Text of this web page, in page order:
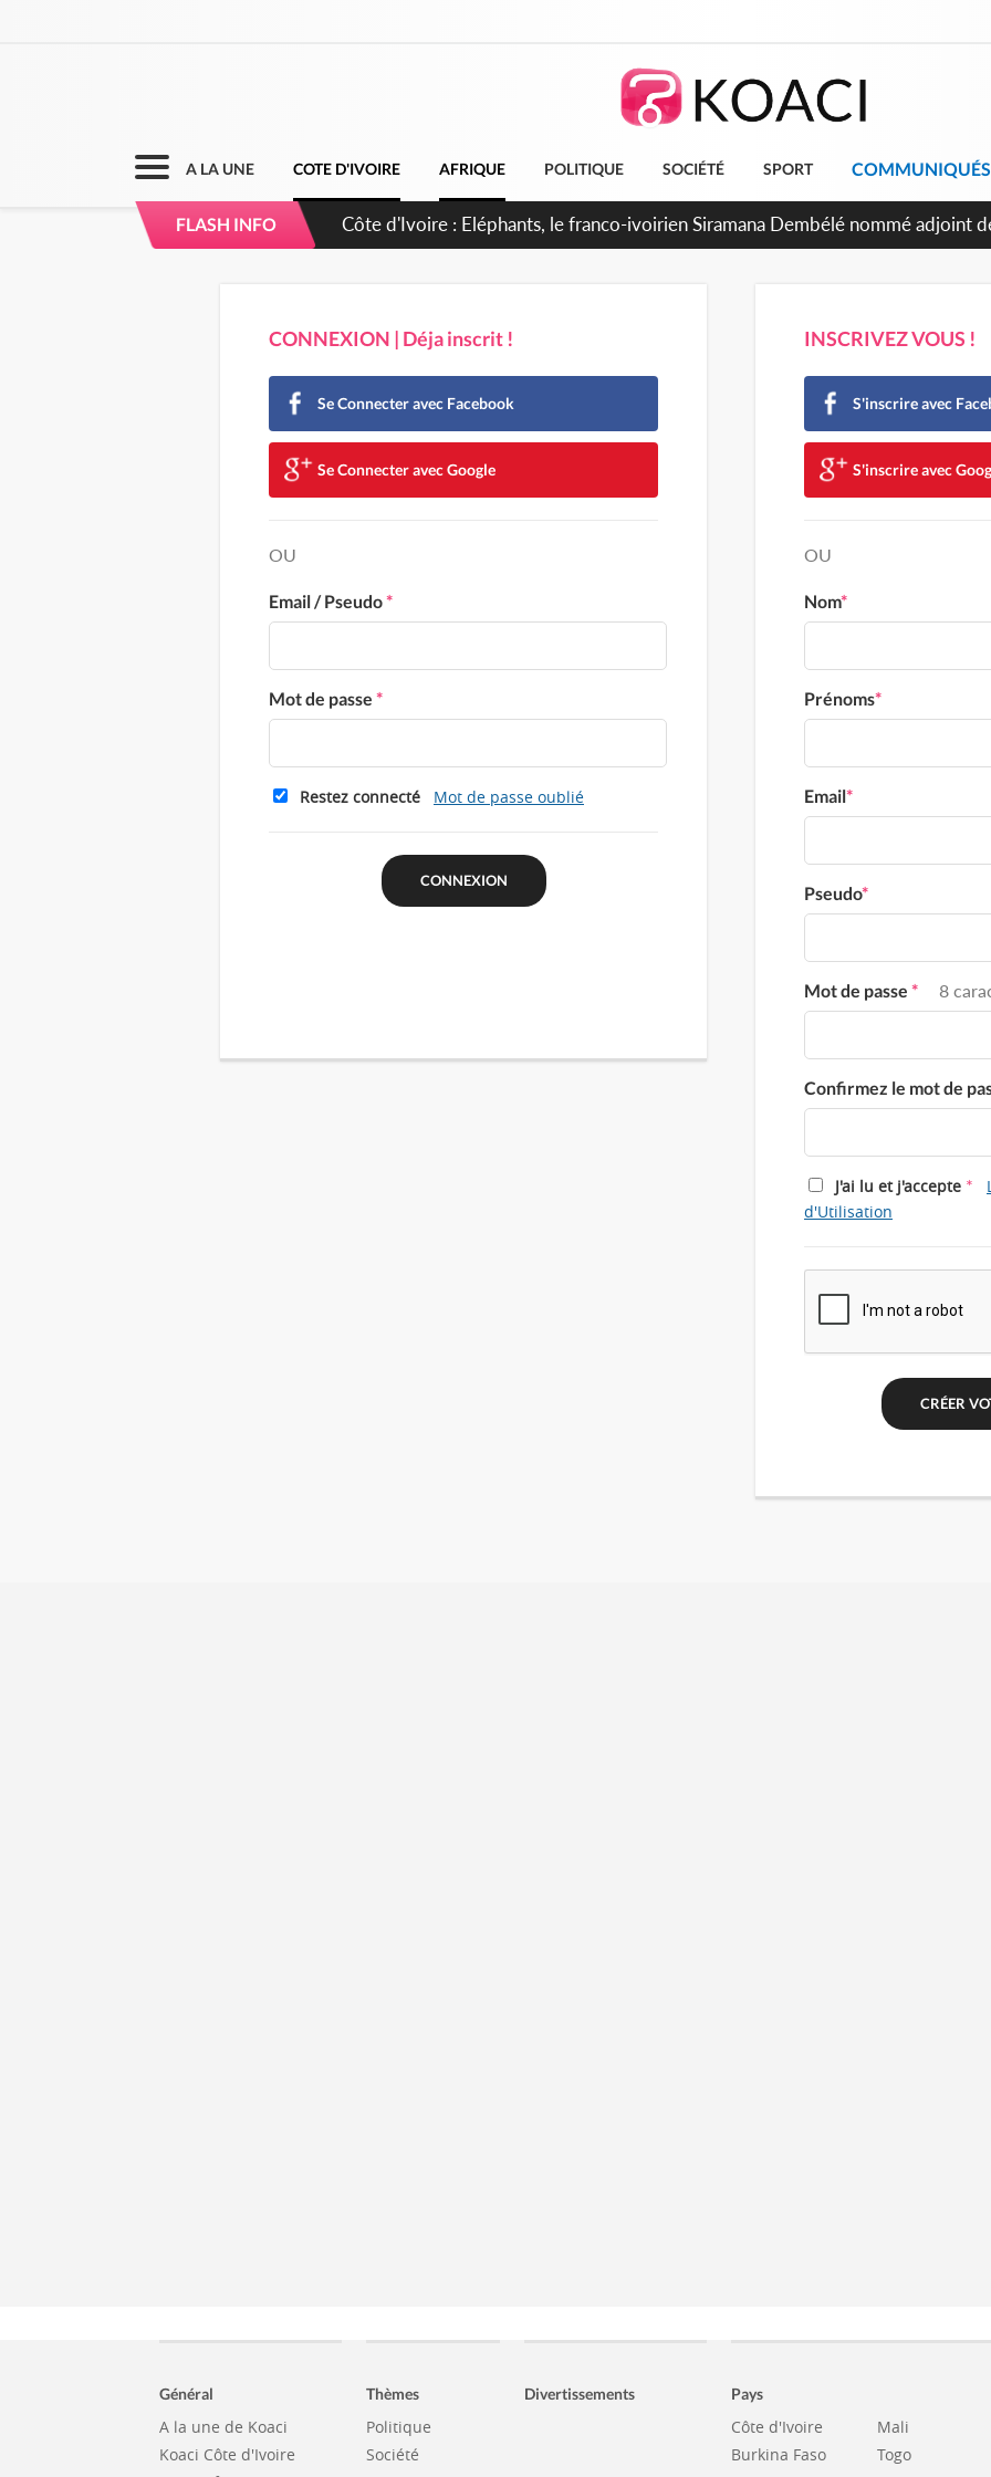
A LA UNE COTE D'IVOIRE AFRIQUE POLITIQUE SOCIÉTÉ SPORT COMMUNIQUÉS
FLASH INFO Cameroun : 5 combattants séparatistes neutralisés, le Mindef dément les
CONNEXION | Déja inscrit !
Se Connecter avec Facebook
Se Connecter avec Google
OU
Email / Pseudo*
Mot de passe *
Restez connecté Mot de passe oublié
INSCRIVEZ VOUS !
S'inscrire avec
S'inscrire avec
OU
Nom*
Prénoms*
Email*
Pseudo*
Mot de passe * 8
Confirmez le mot de
J'ai lu et j'accepte *
d'Utilisation
Général
A la une de Koaci
Koaci Côte d'Ivoire
Thèmes
Politique
Société
Divertissements Pays
Côte d'Ivoire
Burkina Faso
Mali
Togo